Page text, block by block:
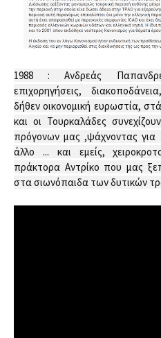
1988 : Ανδρεάς
επιχορηγήσεις,
δήθεν οικονομική ευρωστία,
και οι Τουρκαλάδες
πρόγονων μας ,ψάχνοντας για
άλλο ... και εμείς,
πράκτορα Αντρίκο που μας
στα σιωνόπαιδα των δυτικών